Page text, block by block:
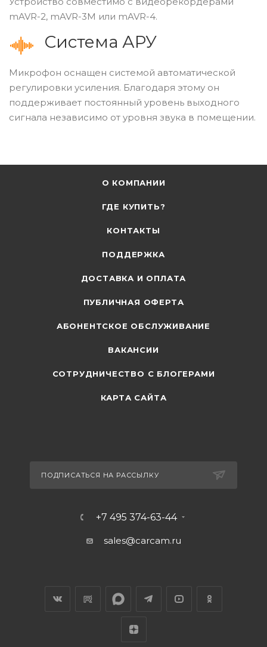
mAVR-2, mAVR-3М или mAVR-4.
Система АРУ
Микрофон оснащен системой автоматической
регулировки усиления. Благодаря этому он
поддерживает постоянный уровень выходного
сигнала независимо от уровня звука в помещении.
О КОМПАНИИ
ГДЕ КУПИТЬ?
КОНТАКТЫ
ПОДДЕРЖКА
ДОСТАВКА И ОПЛАТА
ПУБЛИЧНАЯ ОФЕРТА
АБОНЕНТСКОЕ ОБСЛУЖИВАНИЕ
ВАКАНСИИ
СОТРУДНИЧЕСТВО С БЛОГЕРАМИ
КАРТА САЙТА
ПОДПИСАТЬСЯ НА РАССЫЛКУ
+7 495 374-63-44
sales@carcam.ru